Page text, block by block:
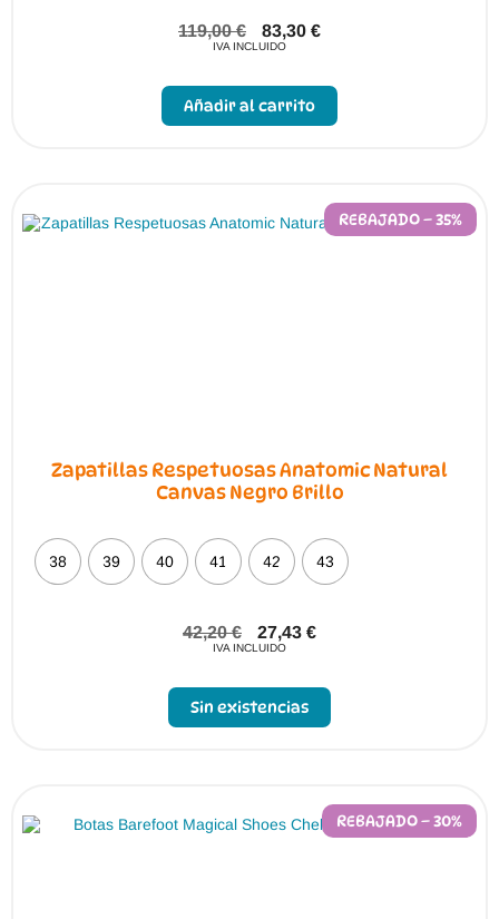
119,00€ 83,30 €
IVA INCLUIDO
Añadir al carrito
se
pueden
elegir
REBAJADO – 35%
Zapatillas Respetuosas Anatomic Natural
Canvas Negro Brillo
38 39 40 41 42 43
42,20€ 27,43 €
IVA INCLUIDO
Sin existencias
REBAJADO – 30%